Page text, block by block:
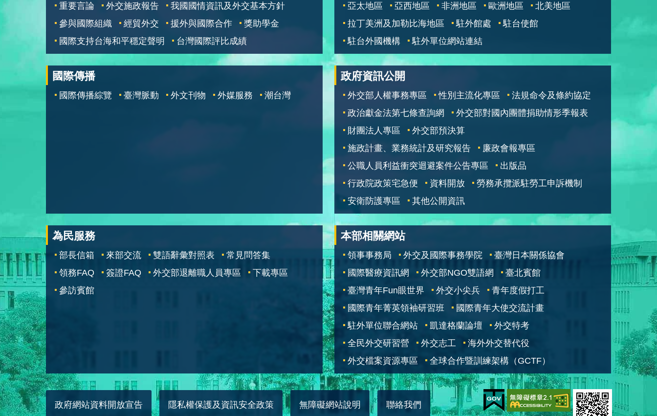
重要言論 外交施政報告
我國國情資訊及外交基本方針
參與國際組織
經貿外交 援外與國際合作
獎助學金
國際支持台海和平穩定聲明
台灣國際評比成績
亞太地區 亞西地區 非洲地區 歐洲地區
北美地區
拉丁美洲及加勒比海地區
駐外館處
駐台使館
駐台外國機構
駐外單位網站連結
國際傳播
國際傳播綜覽 臺灣脈動 外文刊物 外媒服務 潮台灣
政府資訊公開
外交部人權事務專區 性別主流化專區
法規命令及條約協定
政治獻金法第七條查詢網
外交部對國內團體捐助情形季報表
財團法人專區
外交部預決算
施政計畫、業務統計及研究報告
廉政會報專區
公職人員利益衝突迴避案件公告專區
出版品
行政院政策宅急便
資料開放
勞務承攬派駐勞工申訴機制
安衛防護專區
其他公開資訊
為民服務
部長信箱 來部交流 雙語辭彙對照表
常見問答集
領務FAQ
簽證FAQ 外交部退離職人員專區
下載專區
參訪賓館
本部相關網站
領事事務局 外交及國際事務學院
臺灣日本關係協會
國際醫療資訊網
外交部NGO雙語網
臺北賓館
臺灣青年Fun眼世界
外交小尖兵
青年度假打工
國際青年菁英領袖研習班
國際青年大使交流計畫
駐外單位聯合網站
凱達格蘭論壇
外交特考
全民外交研習營
外交志工
海外外交替代役
外交檔案資源專區
全球合作暨訓練架構（GCTF）
政府網站資料開放宣告 隱私權保護及資訊安全政策 無障礙網站說明 聯絡我們